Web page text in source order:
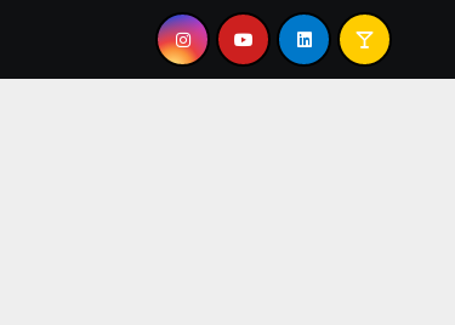
TEO PÉREZ: “EL JAZZ ME DEVUELVE EL AIRE A